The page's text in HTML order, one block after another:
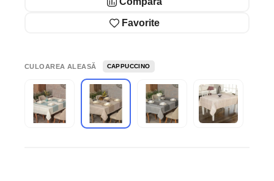
Favorite
CULOAREA ALEASĂ CAPPUCCINO